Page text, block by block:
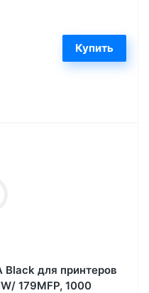
для принтеров
179MFP, 1000